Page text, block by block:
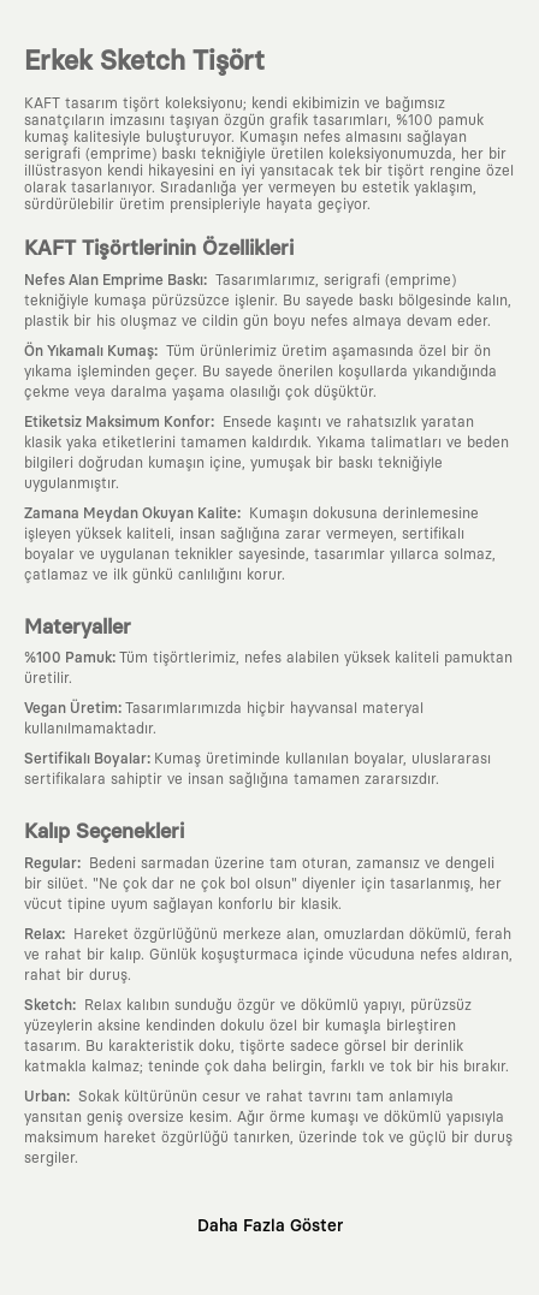
Erkek Sketch Tişört
KAFT tasarım tişört koleksiyonu; kendi ekibimizin ve bağımsız
sanatçıların imzasını taşıyan özgün grafik tasarımları, %100 pamuk
kumaş kalitesiyle buluşturuyor. Kumaşın nefes almasını sağlayan
serigrafi (emprime) baskı tekniğiyle üretilen koleksiyonumuzda, her bir
illüstrasyon kendi hikayesini en iyi yansıtacak tek bir tişört rengine özel
olarak tasarlanıyor. Sıradanlığa yer vermeyen bu estetik yaklaşım,
sürdürülebilir üretim prensipleriyle hayata geçiyor.
KAFT Tişörtlerinin Özellikleri
Nefes Alan Emprime Baskı: Tasarımlarımız, serigrafi (emprime)
tekniğiyle kumaşa pürüzsüzce işlenir. Bu sayede baskı bölgesinde kalın,
plastik bir his oluşmaz ve cildin gün boyu nefes almaya devam eder.
Ön Yıkamalı Kumaş: Tüm ürünlerimiz üretim aşamasında özel bir ön
yıkama işleminden geçer. Bu sayede önerilen koşullarda yıkandığında
çekme veya daralma yaşama olasılığı çok düşüktür.
Etiketsiz Maksimum Konfor:
Ensede kaşıntı ve rahatsızlık yaratan
klasik yaka etiketlerini tamamen kaldırdık. Yıkama talimatları ve beden
bilgileri doğrudan kumaşın içine, yumuşak bir baskı tekniğiyle
uygulanmıştır.
Zamana Meydan Okuyan Kalite:
Kumaşın dokusuna derinlemesine
işleyen yüksek kaliteli, insan sağlığına zarar vermeyen, sertifikalı
boyalar ve uygulanan teknikler sayesinde, tasarımlar yıllarca solmaz,
çatlamaz ve ilk günkü canlılığını korur.
Materyaller
%100 Pamuk: Tüm tişörtlerimiz, nefes alabilen yüksek kaliteli pamuktan
üretilir.
Vegan Üretim: Tasarımlarımızda hiçbir hayvansal materyal
kullanılmamaktadır.
Sertifikalı Boyalar: Kumaş üretiminde kullanılan boyalar, uluslararası
sertifikalara sahiptir ve insan sağlığına tamamen zararsızdır.
Kalıp Seçenekleri
Regular:
Bedeni sarmadan üzerine tam oturan, zamansız ve dengeli
bir silüet. "Ne çok dar ne çok bol olsun" diyenler için tasarlanmış, her
vücut tipine uyum sağlayan konforlu bir klasik.
Relax:
Hareket özgürlüğünü merkeze alan, omuzlardan dökümlü, ferah
ve rahat bir kalıp. Günlük koşuşturmaca içinde vücuduna nefes aldıran,
rahat bir duruş.
Sketch:
Relax kalıbın sunduğu özgür ve dökümlü yapıyı, pürüzsüz
yüzeylerin aksine kendinden dokulu özel bir kumaşla birleştiren
tasarım. Bu karakteristik doku, tişörte sadece görsel bir derinlik
katmakla kalmaz; teninde çok daha belirgin, farklı ve tok bir his bırakır.
Urban: Sokak kültürünün cesur ve rahat tavrını tam anlamıyla
yansıtan geniş oversize kesim. Ağır örme kumaşı ve dökümlü yapısıyla
maksimum hareket özgürlüğü tanırken, üzerinde tok ve güçlü bir duruş
sergiler.
Daha Fazla Göster